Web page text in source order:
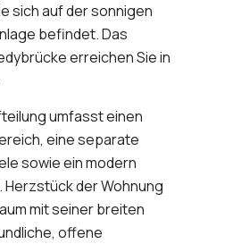
sich auf der sonnigen
befindet. Das
erreichen Sie in
umfasst einen
eine separate
sowie ein modern
der Wohnung
mit seiner breiten
offene